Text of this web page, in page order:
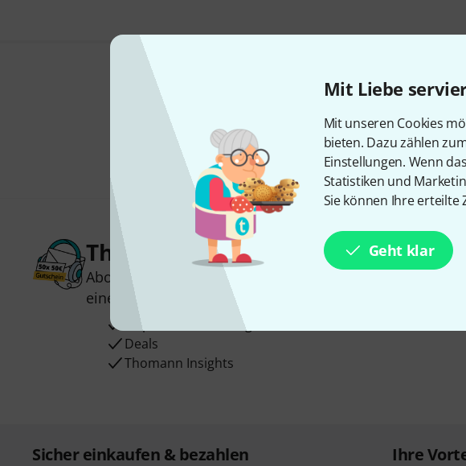
Mit Liebe
Mit unseren Cookies
bieten. Dazu zählen
Einstellungen. Wenn
Statistiken und
Sie können Ihre erteilte
Geht klar
Thomann Newsletter
Abonniere den Thomann Newsletter und gewinne mit
einen von
50 Gutscheinen
Inspirierende Beiträge
Deals
Thomann Insights
Sicher einkaufen & bezahlen Ihre